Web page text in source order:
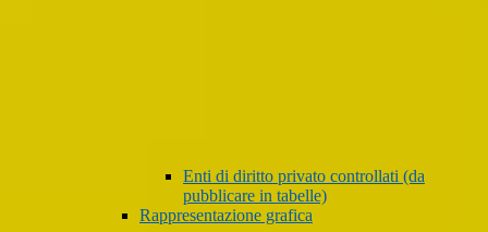
Enti di diritto privato controllati (da
pubblicare in tabelle)
Rappresentazione grafica